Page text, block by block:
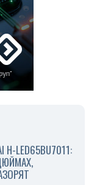
H-LED65BU7011: